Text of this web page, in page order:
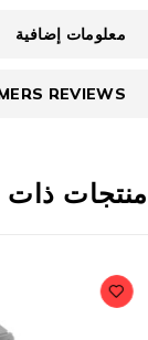
معلومات إضافية
REVIEWS
ذات